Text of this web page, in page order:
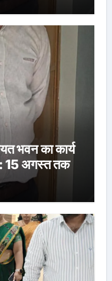
भवन का कार्य
15 अगस्त तक